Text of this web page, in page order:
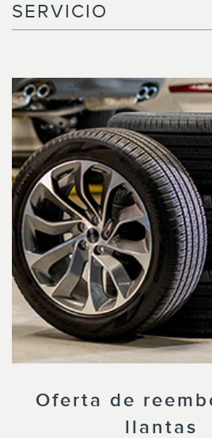
SERVICIO
Oferta de
llantas